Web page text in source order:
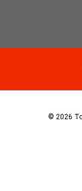
© 2026